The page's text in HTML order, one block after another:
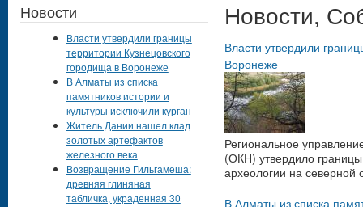
Новости,
Власти утвердили
Воронеже
Региональное
(ОКН) утвердило
археологии на
В Алматы из списка
Новости
Власти утвердили границы
территории Кузнецовского
городища в Воронеже
В Алматы из списка
памятников истории и
культуры исключили курган
Житель Дании нашел клад
золотых артефактов
железного века
Возвращение Гильгамеша:
древняя глиняная
табличка, украденная 30